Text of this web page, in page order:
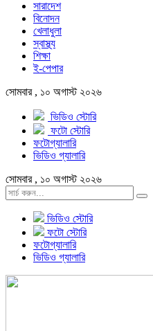
সারাদেশ
বিনোদন
খেলাধুলা
স্বাস্থ্য
শিক্ষা
ই-পেপার
সোমবার , ১০ অগাস্ট ২০২৬
ভিডিও স্টোরি
ফটো স্টোরি
ফটোগ্যালারি
ভিডিও গ্যালারি
সোমবার , ১০ অগাস্ট ২০২৬
ভিডিও স্টোরি
ফটো স্টোরি
ফটোগ্যালারি
ভিডিও গ্যালারি